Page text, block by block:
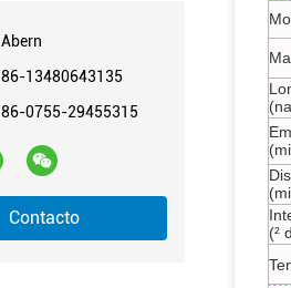
Abern
86-13480643135
86-0755-29455315
Contacto
(²